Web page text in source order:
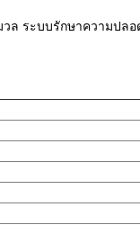
ล ระบบรักษาความปล